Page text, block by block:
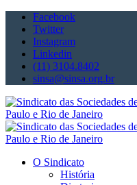
Facebook
Twitter
Instagram
Linkedin
(11) 3104.8402
sinsa@sinsa.org.br
O Sindicato
História